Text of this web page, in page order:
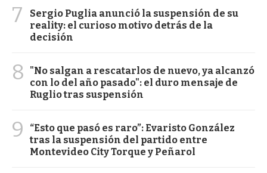
7
Sergio Puglia anunció la suspensión de su
reality: el curioso motivo detrás de la
decisión
8
"No salgan a rescatarlos de nuevo, ya alcanzó
con lo del año pasado": el duro mensaje de
Ruglio tras suspensión
9
“Esto que pasó es raro”: Evaristo González
tras la suspensión del partido entre
Montevideo City Torque y Peñarol